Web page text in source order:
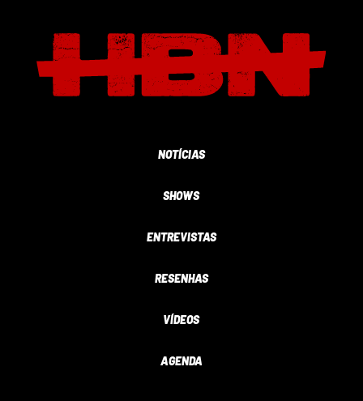
NOTÍCIAS
SHOWS
ENTREVISTAS
RESENHAS
VÍDEOS
AGENDA